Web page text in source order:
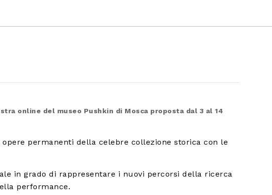
online del museo Pushkin di Mosca proposta dal 3 al 14
permanenti della celebre collezione storica con le
in grado di rappresentare i nuovi percorsi della ricerca
performance.